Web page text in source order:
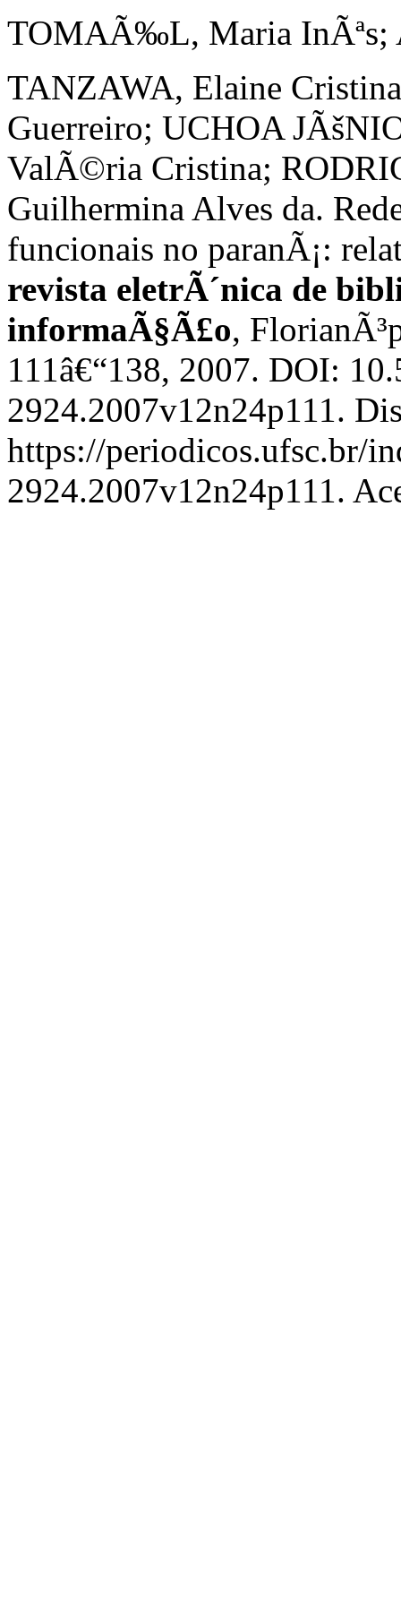
TOMAÃ‰L, Maria InÃªs;
TANZAWA, Elaine
Guerreiro; UCHOA
ValÃ©ria Cristina;
Guilhermina Alves da.
funcionais no paranÃ¡:
revista eletrÃ´nica de
informaÃ§Ã£o,
111â€“138, 2007. DOI:
2924.2007v12n24p111.
https://periodicos.ufsc.br/
2924.2007v12n24p111.